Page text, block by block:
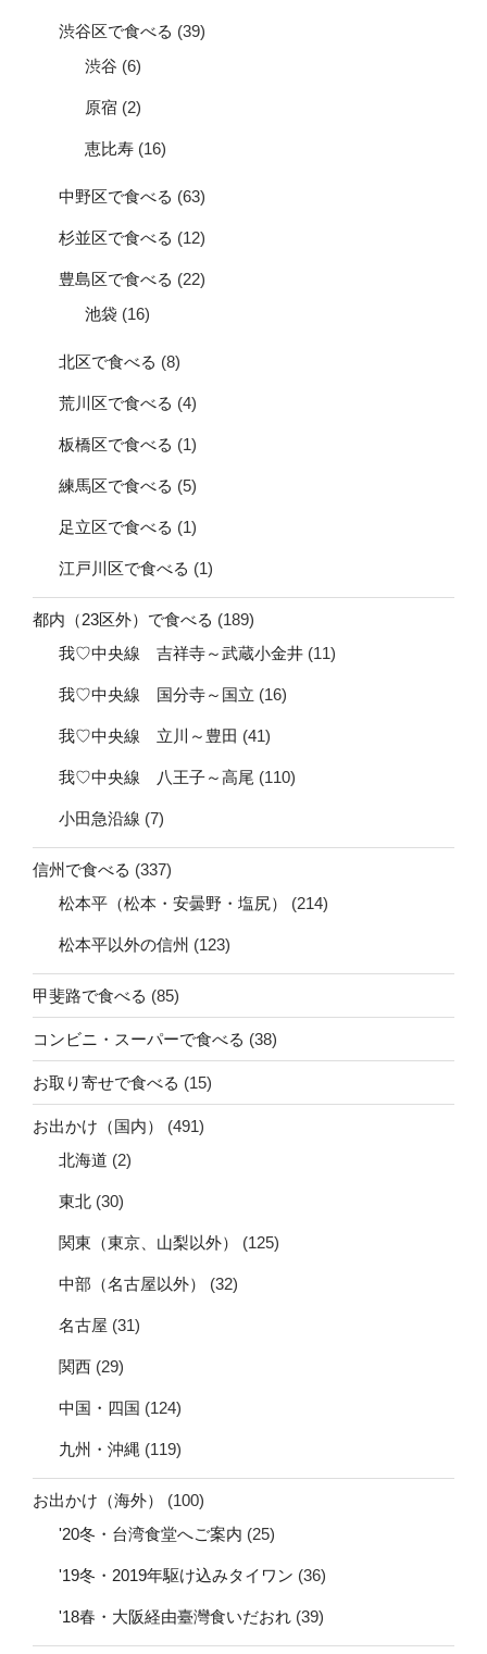
渋谷区で食べる (39)
渋谷 (6)
原宿 (2)
恵比寿 (16)
中野区で食べる (63)
杉並区で食べる (12)
豊島区で食べる (22)
池袋 (16)
北区で食べる (8)
荒川区で食べる (4)
板橋区で食べる (1)
練馬区で食べる (5)
足立区で食べる (1)
江戸川区で食べる (1)
都内（23区外）で食べる (189)
我♡中央線 吉祥寺～武蔵小金井 (11)
我♡中央線 国分寺～国立 (16)
我♡中央線 立川～豊田 (41)
我♡中央線 八王子～高尾 (110)
小田急沿線 (7)
信州で食べる (337)
松本平（松本・安曇野・塩尻）
(214)
松本平以外の信州 (123)
甲斐路で食べる (85)
コンビニ・スーパーで食べる (38)
お取り寄せで食べる (15)
お出かけ（国内）
(491)
北海道 (2)
東北 (30)
関東（東京、山梨以外） (125)
中部（名古屋以外） (32)
名古屋 (31)
関西 (29)
中国・四国 (124)
九州・沖縄 (119)
お出かけ（海外）
(100)
'20冬・台湾食堂へご案内 (25)
'19冬・2019年駆け込みタイワン (36)
'18春・大阪経由臺灣食いだおれ (39)